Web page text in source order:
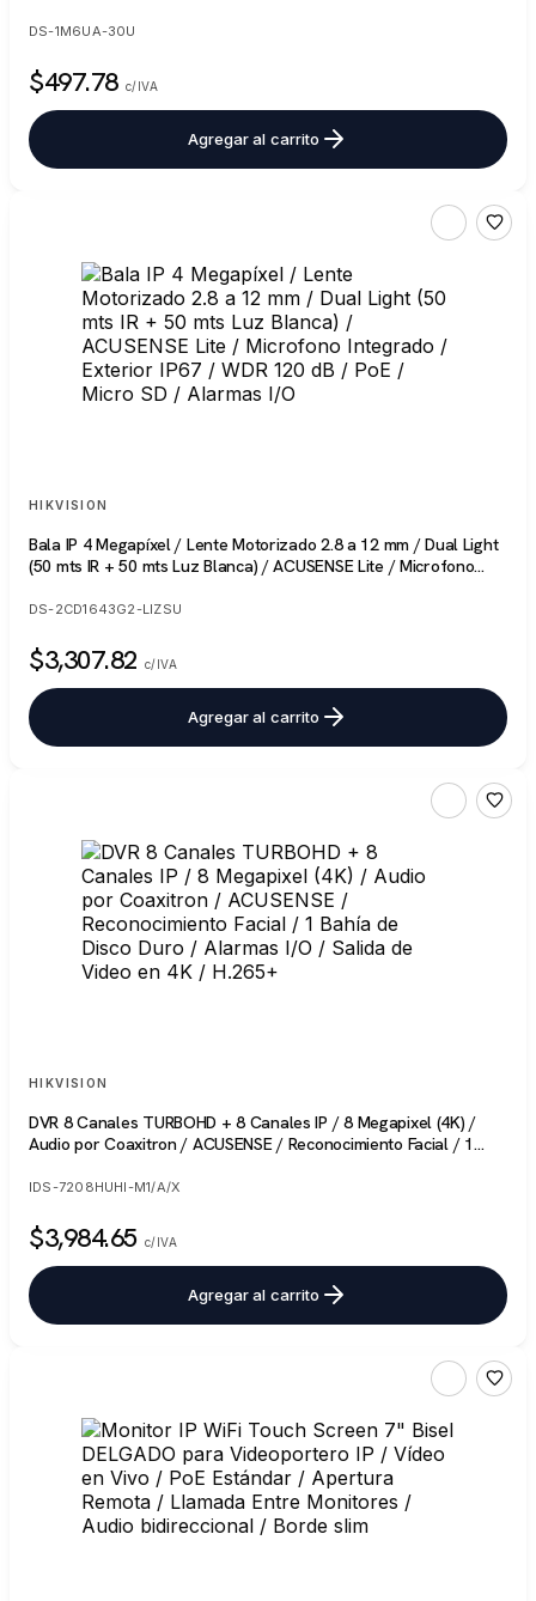
DS-1M6UA-30U
$497.78 c/IVA
Agregar al carrito
HIKVISION
Bala IP 4 Megapíxel / Lente Motorizado 2.8 a 12 mm / Dual Light
(50 mts IR + 50 mts Luz Blanca) / ACUSENSE Lite / Microfono
Alarmas I/O
DS-2CD1643G2-LIZSU
$3,307.82 c/IVA
Agregar al carrito
HIKVISION
DVR 8 Canales TURBOHD + 8 Canales IP / 8 Megapixel (4K) /
Audio por Coaxitron / ACUSENSE / Reconocimiento Facial / 1
H.265+
IDS-7208HUHI-M1/A/X
$3,984.65 c/IVA
Agregar al carrito